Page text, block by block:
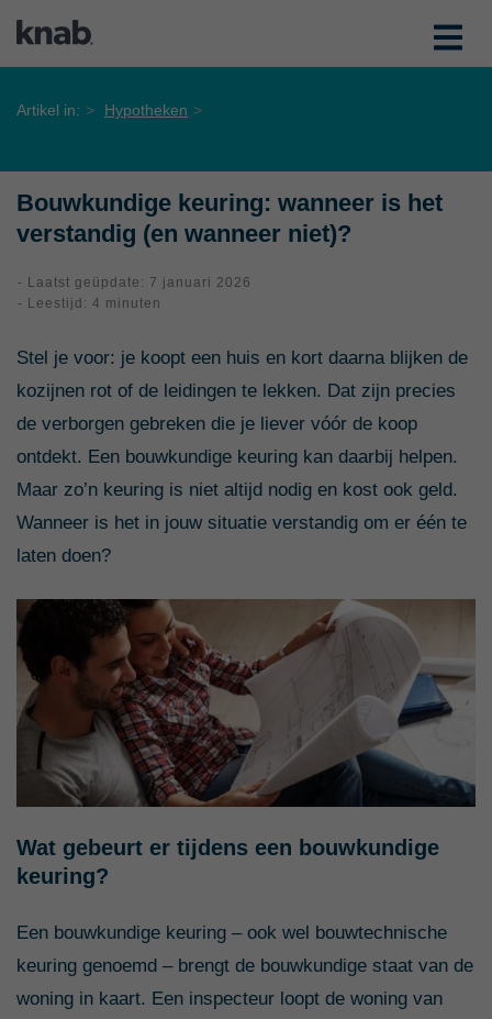
Artikel in: Hypotheken
Bouwkundige keuring: wanneer is het
verstandig (en wanneer niet)?
- Laatst geüpdate: 7 januari 2026
- Leestijd: 4 minuten
Stel je voor: je koopt een huis en kort daarna blijken de
kozijnen rot of de leidingen te lekken. Dat zijn precies
de verborgen gebreken die je liever vóór de koop
ontdekt. Een bouwkundige keuring kan daarbij helpen.
Maar zo’n keuring is niet altijd nodig en kost ook geld.
Wanneer is het in jouw situatie verstandig om er één te
laten doen?
Wat gebeurt er tijdens een bouwkundige
keuring?
Een bouwkundige keuring – ook wel bouwtechnische
keuring genoemd – brengt de bouwkundige staat van de
woning in kaart. Een inspecteur loopt de woning van